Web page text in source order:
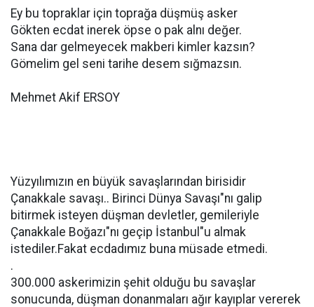
Ey bu topraklar için toprağa düşmüş asker
Gökten ecdat inerek öpse o pak alnı değer.
Sana dar gelmeyecek makberi kimler kazsın?
Gömelim gel seni tarihe desem sığmazsın.
Mehmet Akif ERSOY
Yüzyılımızın en büyük savaşlarından birisidir
Çanakkale savaşı.. Birinci Dünya Savaşı"nı galip
bitirmek isteyen düşman devletler, gemileriyle
Çanakkale Boğazı"nı geçip İstanbul"u almak
istediler.Fakat ecdadımız buna müsade etmedi.
.
300.000 askerimizin şehit olduğu bu savaşlar
sonucunda, düşman donanmaları ağır kayıplar vererek